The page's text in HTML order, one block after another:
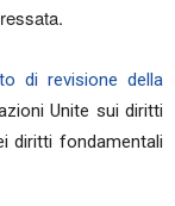
di revisione della
Unite sui diritti
diritti fondamentali